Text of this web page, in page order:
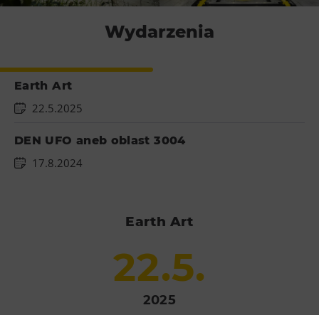
Wydarzenia
Earth Art
22.5.2025
DEN UFO aneb oblast 3004
17.8.2024
Earth Art
22.5.
2025